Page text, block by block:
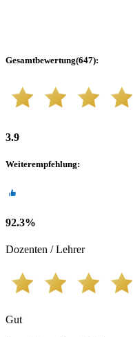
Gesamtbewertung(647):
3.9
Weiterempfehlung:
92.3%
Dozenten / Lehrer
Gut